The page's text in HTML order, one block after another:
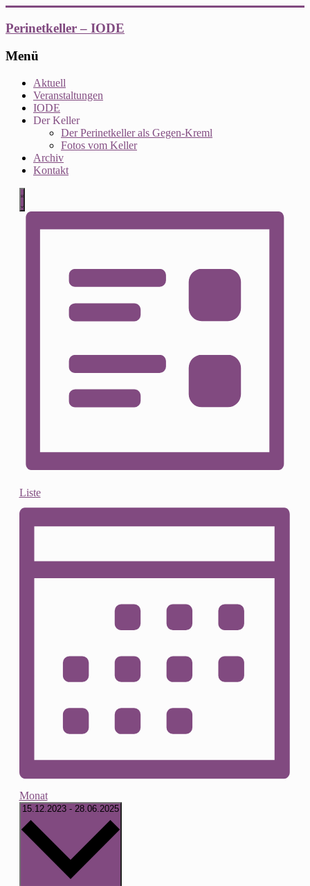
Inhalt
springen
Perinetkeller – IODE
Menü
Aktuell
Veranstaltungen
IODE
Der Keller
Der Perinetkeller als Gegen-Kreml
Fotos vom Keller
Archiv
Kontakt
Veranstaltungen
Ansichten-
Navigation
Veranstaltung
Ansichten-
Liste
Liste
Monat
15.12.2023 - 28.06.2025 Datum